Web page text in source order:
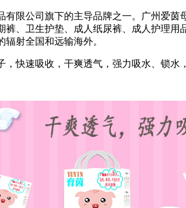
有限公司旗下的主导品牌之一。广州爱
裤、卫生护垫、成人纸尿裤、成人护理
射全国和远输海外。
，快速吸收，干爽透气，强力吸水、锁水